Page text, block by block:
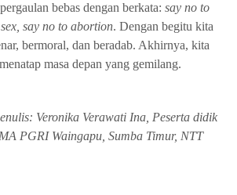
bebas dengan berkata: say no to
say no to abortion. Dengan begitu kita
bermoral, dan beradab. Akhirnya, kita
masa depan yang gemilang.
Veronika Verawati Ina, Peserta didik
PGRI Waingapu, Sumba Timur, NTT